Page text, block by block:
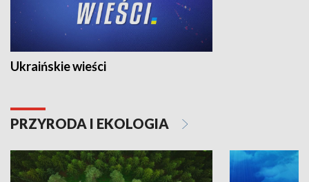
Ukraińskie wieści
PRZYRODA I EKOLOGIA